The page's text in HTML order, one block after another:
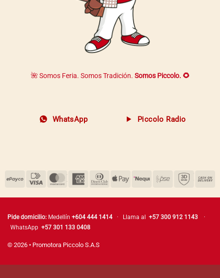
🌺 Somos Feria. Somos Tradición. Somos Piccolo. 🌻
WhatsApp Piccolo Radio
Pide domicilio: Medellín +604 444 1414 · Llama al +57 300 912 1143
·
WhatsApp +57 301 133 0408
© 2026 • Promotora Piccolo S.A.S